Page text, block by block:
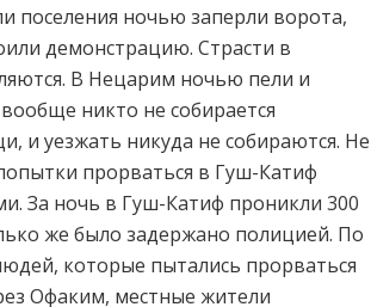
поселения ночью заперли ворота,
демонстрацию. Страсти в
В Нецарим ночью пели и
никто не собирается
и уезжать никуда не собираются. Не
прорваться в Гуш-Катиф
За ночь в Гуш-Катиф проникли 300
же было задержано полицией. По
которые пытались прорваться
Офаким, местные жители